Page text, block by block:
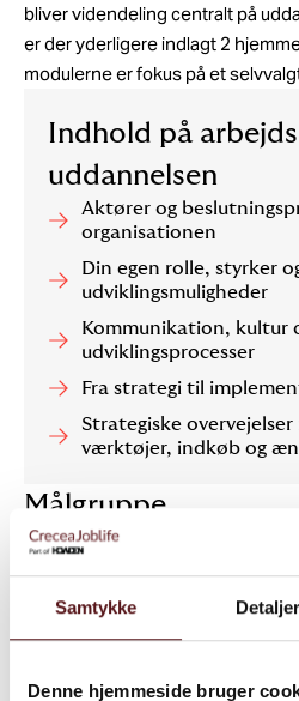
Samtykke Detaljer
Denne hjemmeside bruger
bliver videndeling centralt på
er der yderligere indlagt 2
modulerne er fokus på et
Indhold på
uddannelsen
Aktører og
organisationen
Din egen rolle, styrker
udviklingsmuligheder
Kommunikation, kultur
udviklingsprocesser
Fra strategi til
Strategiske
værktøjer, indkøb og
Målgruppe
Uddannelsen henvender sig til
managere og lign. i private og
organisationer, som professionelt